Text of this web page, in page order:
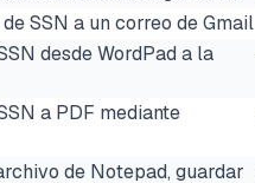
SSN a un correo de Gmail
desde WordPad a la
a PDF mediante
de Notepad, guardar